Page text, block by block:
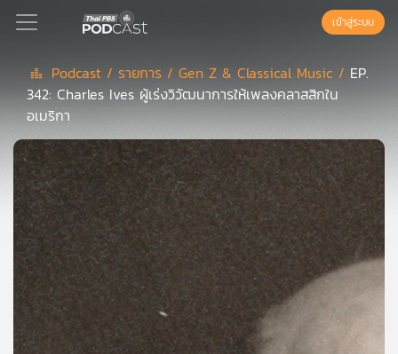
Podcast
เพล
ย์
ลิ
สต์
แนะนำ
เพล
ย์
เข้าสู่ระบบ
Podcast / รายการ /Gen Z & Classical Music / EP.
342: Charles Ives ผู้เร่งวิวัฒนาการให้เพลงคลาสสิกใน
อเมริกา